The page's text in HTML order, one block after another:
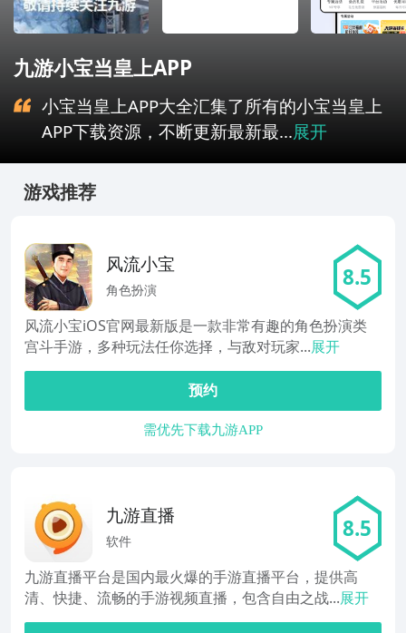
九游小宝当皇上APP
小宝当皇上APP大全汇集了所有的小宝当皇上
APP下载资源，不断更新最新最...展开
游戏推荐
风流小宝
角色扮演 8.5
风流小宝iOS官网最新版是一款非常有趣的角色扮演类
宫斗手游，多种玩法任你选择，与敌对玩家...展开
预约
需优先下载九游APP
九游直播
软件 8.5
九游直播平台是国内最火爆的手游直播平台，提供高
清、快捷、流畅的手游视频直播，包含自由之战...展开